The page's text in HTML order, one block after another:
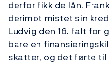
derfor fikk de lån.
derimot mistet sin
Ludvig den 16. falt for
bare en
skatter, og det førte til